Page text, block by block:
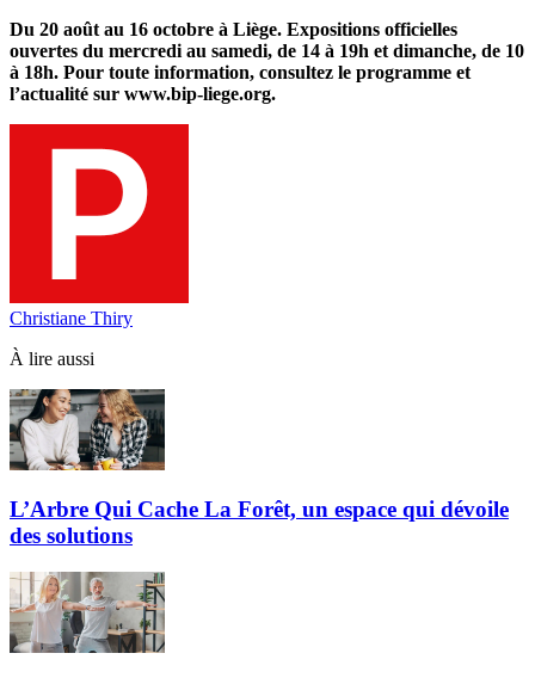
Du 20 août au 16 octobre à Liège. Expositions officielles
ouvertes du mercredi au samedi, de 14 à 19h et dimanche, de 10
à 18h. Pour toute information, consultez le programme et
l’actualité sur www.bip-liege.org.
Christiane Thiry
À lire aussi
L’Arbre Qui Cache La Forêt, un espace qui dévoile
des solutions